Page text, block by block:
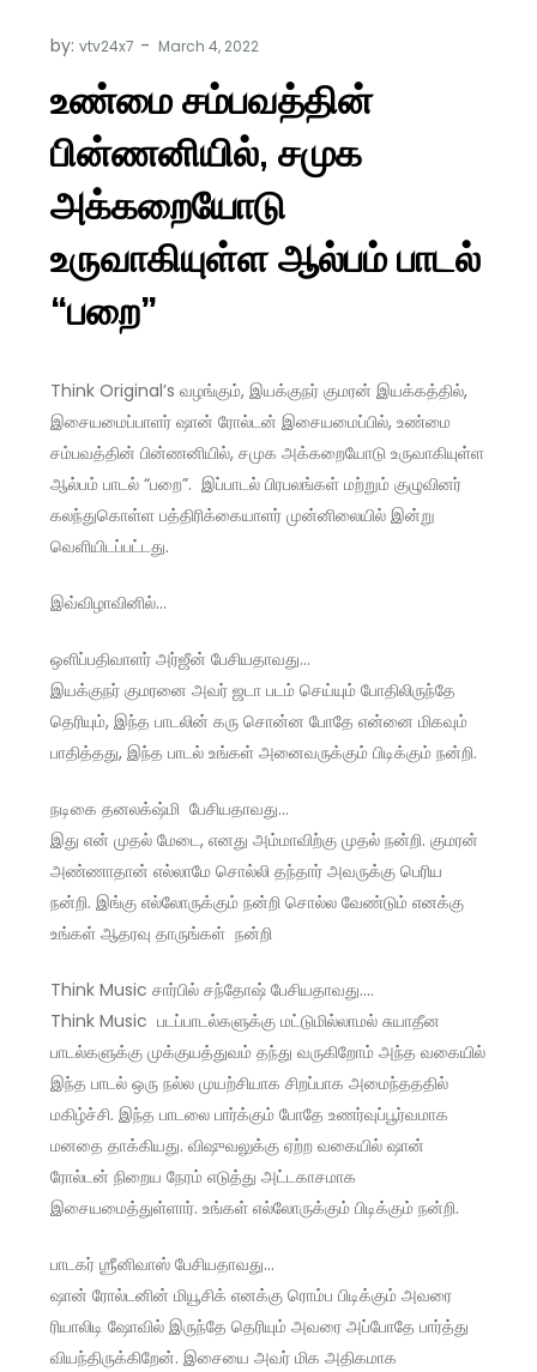
by:vtv24x7
உண்மை சம்பவத்தின்
பின்ணனியில், சமுக
அக்கறையோடு
உருவாகியுள்ள ஆல்பம் பாடல்
“பறை”
Think Original’s வழங்கும், இயக்குநர் குமரன் இயக்கத்தில்,
இசையமைப்பாளர் ஷான் ரோல்டன் இசையமைப்பில், உண்மை
சம்பவத்தின் பின்ணனியில், சமுக அக்கறையோடு உருவாகியுள்ள
ஆல்பம் பாடல் “பறை”. இப்பாடல் பிரபலங்கள் மற்றும் குழுவினர்
கலந்துகொள்ள பத்திரிக்கையாளர் முன்னிலையில் இன்று
வெளியிடப்பட்டது.
இவ்விழாவினில்…
ஒளிப்பதிவாளர் அர்ஜீன் பேசியதாவது…
இயக்குநர் குமரனை அவர் ஜடா படம் செய்யும் போதிலிருந்தே
தெரியும், இந்த பாடலின் கரு சொன்ன போதே என்னை மிகவும்
பாதித்தது, இந்த பாடல் உங்கள் அனைவருக்கும் பிடிக்கும் நன்றி.
நடிகை தனலக்‌ஷ்மி பேசியதாவது…
இது என் முதல் மேடை, எனது அம்மாவிற்கு முதல் நன்றி. குமரன்
அண்ணாதான் எல்லாமே சொல்லி தந்தார் அவருக்கு பெரிய
நன்றி. இங்கு எல்லோருக்கும் நன்றி சொல்ல வேண்டும் எனக்கு
உங்கள் ஆதரவு தாருங்கள் நன்றி
Think Music சார்பில் சந்தோஷ் பேசியதாவது….
Think Music படப்பாடல்களுக்கு மட்டுமில்லாமல் சுயாதீன
பாடல்களுக்கு முக்குயத்துவம் தந்து வருகிறோம் அந்த வகையில்
இந்த பாடல் ஒரு நல்ல முயற்சியாக சிறப்பாக அமைந்தததில்
மகிழ்ச்சி. இந்த பாடலை பார்க்கும் போதே உணர்வுப்பூர்வமாக
மனதை தாக்கியது. விஷுவலுக்கு ஏற்ற வகையில் ஷான்
ரோல்டன் நிறைய நேரம் எடுத்து அட்டகாசமாக
இசையமைத்துள்ளார். உங்கள் எல்லோருக்கும் பிடிக்கும் நன்றி.
பாடகர் ஶ்ரீனிவாஸ் பேசியதாவது…
ஷான் ரோல்டனின் மியூசிக் எனக்கு ரொம்ப பிடிக்கும் அவரை
ரியாலிடி ஷோவில் இருந்தே தெரியும் அவரை அப்போதே பார்த்து
வியந்திருக்கிறேன். இசையை அவர் மிக அதிகமாக